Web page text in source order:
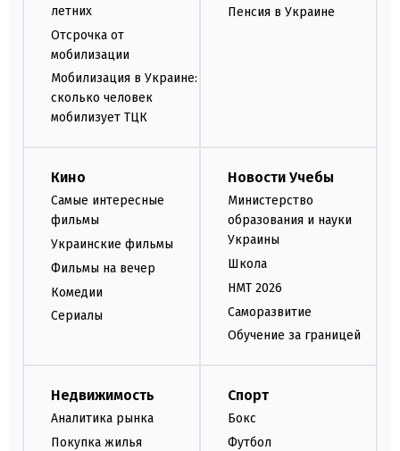
летних
Отсрочка от
мобилизации
Мобилизация в Украине:
сколько человек
мобилизует ТЦК
Пенсия в Украине
Кино
Самые интересные
фильмы
Украинские фильмы
Фильмы на вечер
Комедии
Сериалы
Новости Учебы
Министерство
образования и науки
Украины
Школа
НМТ 2026
Саморазвитие
Обучение за границей
Недвижимость
Аналитика рынка
Покупка жилья
Спорт
Бокс
Футбол